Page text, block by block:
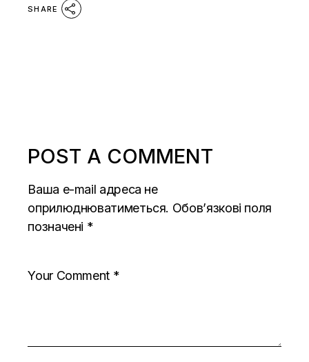
SHARE
POST A COMMENT
Ваша e-mail адреса не
оприлюднюватиметься. Обов’язкові поля
позначені *